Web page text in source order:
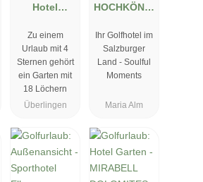
Hotel
Kreuz
Zu einem
Urlaub mit 4
Sternen gehört
ein Garten mit
18 Löchern
Überlingen
HOCHKÖNIG
Mountain
Resort
Ihr Golfhotel im
Salzburger
Land - Soulful
Moments
Maria Alm